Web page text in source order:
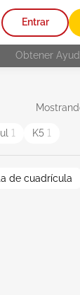
Entrar
Obtener
1 K5 1
Jersey NJ
de cuadrícula